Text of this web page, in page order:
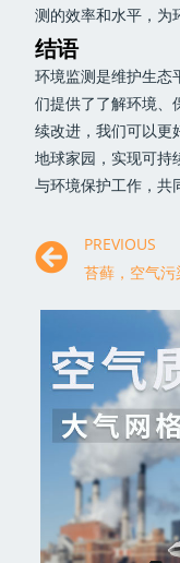
测的效率和水平，为
结语
环境监测是维护生态
们提供了了解环境、
续改进，我们可以更
地球家园，实现可持
与环境保护工作，共
PREVIOUS